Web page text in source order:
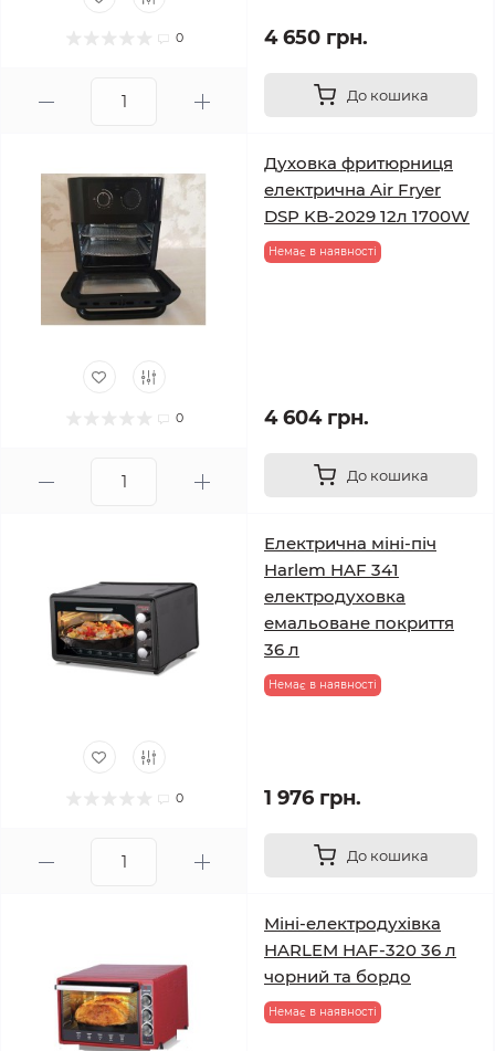
0 4 650 грн.
До кошика
0
Духовка фритюрниця
електрична Air Fryer
DSP KB-2029 12л 1700W
Немає в наявності
4 604 грн.
До кошика
0
Електрична міні-піч
Harlem HAF 341
електродуховка
емальоване покриття
36 л
Немає в наявності
1 976 грн.
До кошика
Міні-електродухівка
HARLEM HAF-320 36 л
чорний та бордо
Немає в наявності